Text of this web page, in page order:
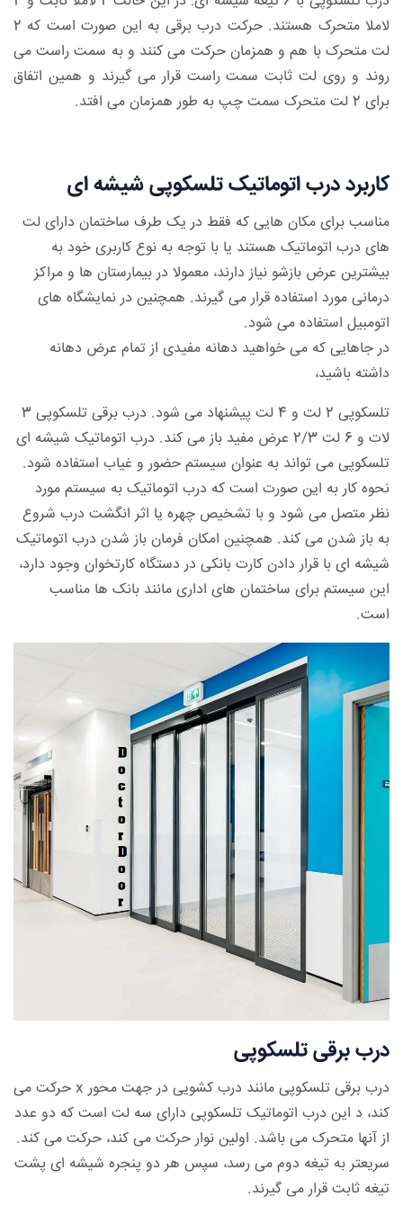
لاملا متحرک هستند. حرکت درب برقی به این صورت است که 2
لت متحرک با هم و همزمان حرکت می کنند و به سمت راست می
روند و روی لت ثابت سمت راست قرار می گیرند و همین اتفاق
برای 2 لت متحرک سمت چپ به طور همزمان می افتد.
کاربرد درب اتوماتیک تلسکوپی شیشه ای
مناسب برای مکان هایی که فقط در یک طرف ساختمان دارای لت
های درب اتوماتیک هستند یا با توجه به نوع کاربری خود به
بیشترین عرض بازشو نیاز دارند، معمولا در بیمارستان ها و مراکز
درمانی مورد استفاده قرار می گیرند. همچنین در نمایشگاه های
اتومبیل استفاده می شود.
در جاهایی که می خواهید دهانه مفیدی از تمام عرض دهانه
داشته باشید،
تلسکوپی 2 لت و 4 لت پیشنهاد می شود. درب برقی تلسکوپی 3
لات و 6 لت 2/3 عرض مفید باز می کند. درب اتوماتیک شیشه ای
تلسکوپی می تواند به عنوان سیستم حضور و غیاب استفاده شود.
نحوه کار به این صورت است که درب اتوماتیک به سیستم مورد
نظر متصل می شود و با تشخیص چهره یا اثر انگشت درب شروع
به باز شدن می کند. همچنین امکان فرمان باز شدن درب اتوماتیک
شیشه ای با قرار دادن کارت بانکی در دستگاه کارتخوان وجود دارد،
این سیستم برای ساختمان های اداری مانند بانک ها مناسب
است.
درب برقی تلسکوپی
درب برقی تلسکوپی مانند درب کشویی در جهت محور x حرکت می
کند، د این درب اتوماتیک تلسکوپی دارای سه لت است که دو عدد
از آنها متحرک می باشد. اولین نوار حرکت می کند، حرکت می کند.
سریعتر به تیغه دوم می رسد، سپس هر دو پنجره شیشه ای پشت
تیغه ثابت قرار می گیرند.